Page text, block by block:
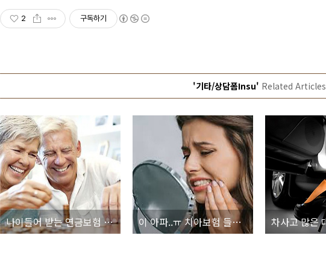
2 구독하기
'기타/상담폼Insu' Related Articles
나이들어 받는 연금보험 만큼 더한 개꿀은 없다 ㅠㅠ 이 아파..ㅠ 치아보험 들어둘걸.. 또 돈 많이 들겠네..ㅠㅠ